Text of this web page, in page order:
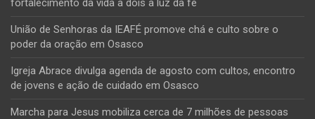
fortalecimento da vida a dois à luz da fé
União de Senhoras da IEAFÉ promove chá e culto sobre o
poder da oração em Osasco
Igreja Abrace divulga agenda de agosto com cultos, encontro
de jovens e ação de cuidado em Osasco
Marcha para Jesus mobiliza cerca de 7 milhões de pessoas